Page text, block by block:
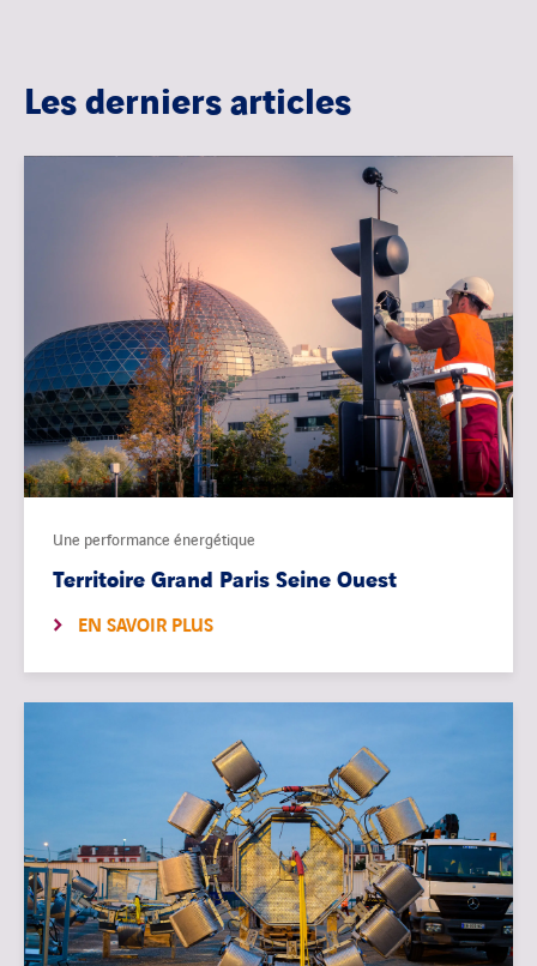
Les derniers articles
Une performance énergétique
Territoire Grand Paris Seine Ouest
EN SAVOIR PLUS